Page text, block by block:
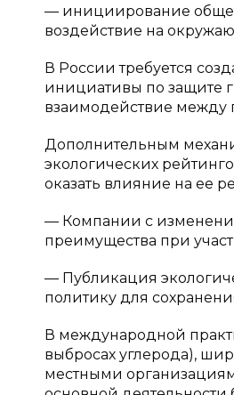
— инициирование
воздействие на
В России требуется
инициативы по защите
взаимодействие между
Дополнительным
экологических
оказать влияние на ее
— Компании с
преимущества при
— Публикация
политику для
В международной
выбросах углерода),
местными